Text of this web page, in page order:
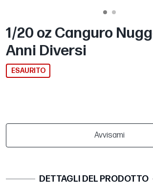
1/20 oz Canguro
Anni Diversi
ESAURITO
Avvisami
DETTAGLI DEL PRODOTTO